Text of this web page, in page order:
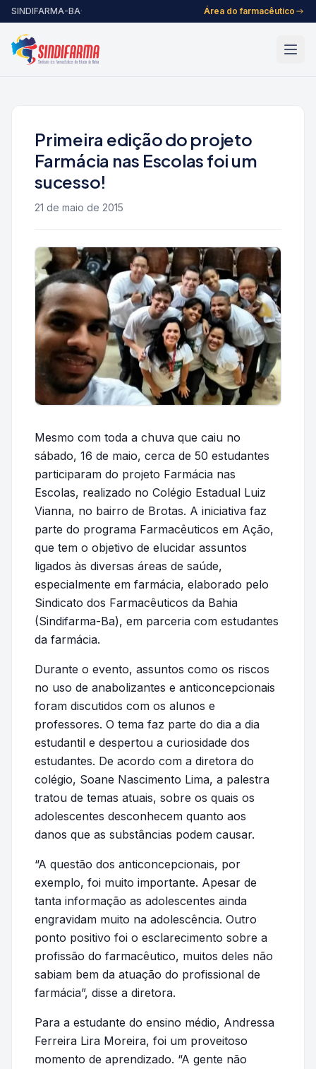
Pular para o conteúdo
SINDIFARMA-BA· Área do farmacêutico
Primeira edição do projeto
Farmácia nas Escolas foi um
sucesso!
21 de maio de 2015
Mesmo com toda a chuva que caiu no
sábado, 16 de maio, cerca de 50 estudantes
participaram do projeto Farmácia nas
Escolas, realizado no Colégio Estadual Luiz
Vianna, no bairro de Brotas. A iniciativa faz
parte do programa Farmacêuticos em Ação,
que tem o objetivo de elucidar assuntos
ligados às diversas áreas de saúde,
especialmente em farmácia, elaborado pelo
Sindicato dos Farmacêuticos da Bahia
(Sindifarma-Ba), em parceria com estudantes
da farmácia.
Durante o evento, assuntos como os riscos
no uso de anabolizantes e anticoncepcionais
foram discutidos com os alunos e
professores. O tema faz parte do dia a dia
estudantil e despertou a curiosidade dos
estudantes. De acordo com a diretora do
colégio, Soane Nascimento Lima, a palestra
tratou de temas atuais, sobre os quais os
adolescentes desconhecem quanto aos
danos que as substâncias podem causar.
“A questão dos anticoncepcionais, por
exemplo, foi muito importante. Apesar de
tanta informação as adolescentes ainda
engravidam muito na adolescência. Outro
ponto positivo foi o esclarecimento sobre a
profissão do farmacêutico, muitos deles não
sabiam bem da atuação do profissional de
farmácia”, disse a diretora.
Para a estudante do ensino médio, Andressa
Ferreira Lira Moreira, foi um proveitoso
momento de aprendizado. “A gente não